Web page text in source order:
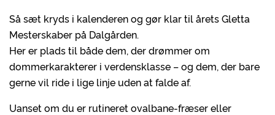
Så sæt kryds i kalenderen og gør klar til årets Gletta
Mesterskaber på Dalgården.
Her er plads til både dem, der drømmer om
dommerkarakterer i verdensklasse – og dem, der bare
gerne vil ride i lige linje uden at falde af.
Uanset om du er rutineret ovalbane-fræser eller